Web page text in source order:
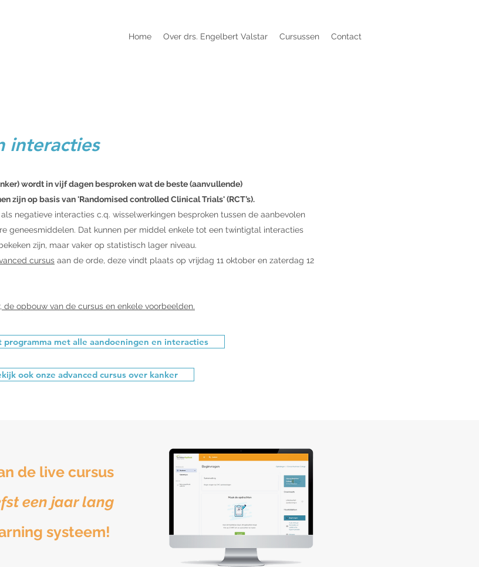
Home Over drs. Engelbert Valstar Cursussen Contact
interacties
wordt in vijf dagen besproken wat de beste (aanvullende)
zijn op basis van 'Randomised controlled Clinical Trials' (RCT’s).
negatieve interacties c.q. wisselwerkingen besproken tussen de aanbevolen
geneesmiddelen. Dat kunnen per middel enkele tot een twintigtal interacties
zijn, maar vaker op statistisch lager niveau.
cursus aan de orde, deze vindt plaats op vrijdag 11 oktober en zaterdag 12
opbouw van de cursus en enkele voorbeelden.
programma met alle aandoeningen en interacties
ook onze advanced cursus over kanker
de live cursus
een jaar lang
systeem!